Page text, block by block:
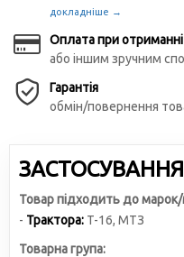
докладніше →
Оплата при отриманні
або іншим зручним
Гарантія
обмін/повернення
ЗАСТОСУВАННЯ
Товар підходить до
- Трактора: T-16, МТЗ
Товарна група: